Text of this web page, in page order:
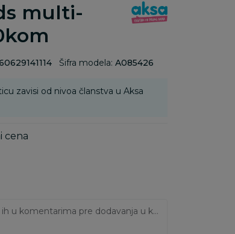
multi-
Šifra modela: A085426
zavisi od nivoa članstva u Aksa
cena
Ukoliko imate napomene, ostavite ih u komentarima pre dodavanja u korpu: